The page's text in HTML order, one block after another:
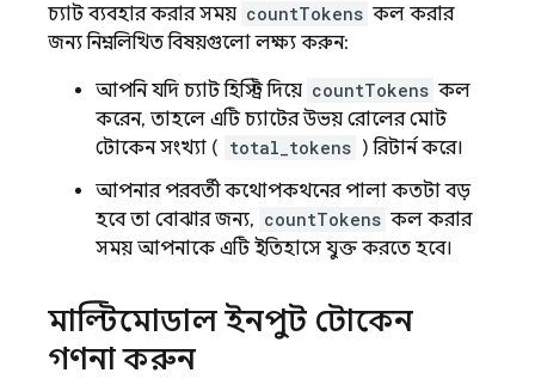
চ্যাট ব্যবহার করার সময় countTokens কল করার
জন্য নিম্নলিখিত বিষয়গুলো লক্ষ্য করুন:
আপনি যদি চ্যাট হিস্ট্রি দিয়ে countTokens কল
করেন, তাহলে এটি চ্যাটের উভয় রোলের মোট
টোকেন সংখ্যা ( total_tokens ) রিটার্ন করে।
আপনার পরবর্তী কথোপকথনের পালা কতটা বড়
হবে তা বোঝার জন্য, countTokens কল করার
সময় আপনাকে এটি ইতিহাসে যুক্ত করতে হবে।
মাল্টিমোডাল ইনপুট টোকেন
গণনা করুন